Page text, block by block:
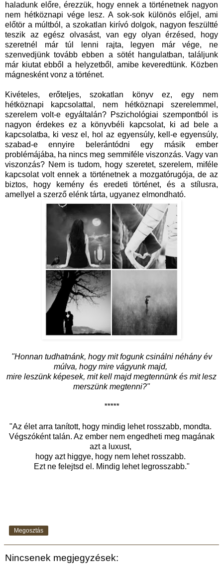
haladunk előre, érezzük, hogy ennek a történetnek nagyon
nem hétköznapi vége lesz. A sok-sok különös előjel, ami
előtör a múltból, a szokatlan kirívó dolgok, nagyon feszültté
teszik az egész olvasást, van egy olyan érzésed, hogy
szeretnél már túl lenni rajta, legyen már vége, ne
szenvedjünk tovább ebben a sötét hangulatban, találjunk
már kiutat ebből a helyzetből, amibe keveredtünk. Közben
mágnesként vonz a történet.
Kivételes, erőteljes, szokatlan könyv ez, egy nem
hétköznapi kapcsolattal, nem hétköznapi szerelemmel,
szerelem volt-e egyáltalán? Pszichológiai szempontból is
nagyon érdekes ez a könyvbéli kapcsolat, ki ad bele a
kapcsolatba, ki vesz el, hol az egyensúly, kell-e egyensúly,
szabad-e ennyire belerántódni egy másik ember
problémájába, ha nincs meg semmiféle viszonzás. Vagy van
viszonzás? Nem is tudom, hogy szeretet, szerelem, miféle
kapcsolat volt ennek a történetnek a mozgatórugója, de az
biztos, hogy kemény és eredeti történet, és a stílusra,
amellyel a szerző elénk tárta, ugyanez elmondható.
"Honnan tudhatnánk, hogy mit fogunk csinálni néhány év
múlva, hogy mire vágyunk majd,
mire leszünk képesek, mit kell majd megtennünk és mit lesz
merszünk megtenni?"
*****
"Az élet arra tanított, hogy mindig lehet rosszabb, mondta.
Végszóként talán. Az ember nem engedheti meg magának
azt a luxust,
hogy azt higgye, hogy nem lehet rosszabb.
Ezt ne felejtsd el. Mindig lehet legrosszabb."
Megosztás
Nincsenek megjegyzések: